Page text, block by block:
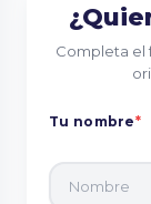
Completa el
Tu nombre*